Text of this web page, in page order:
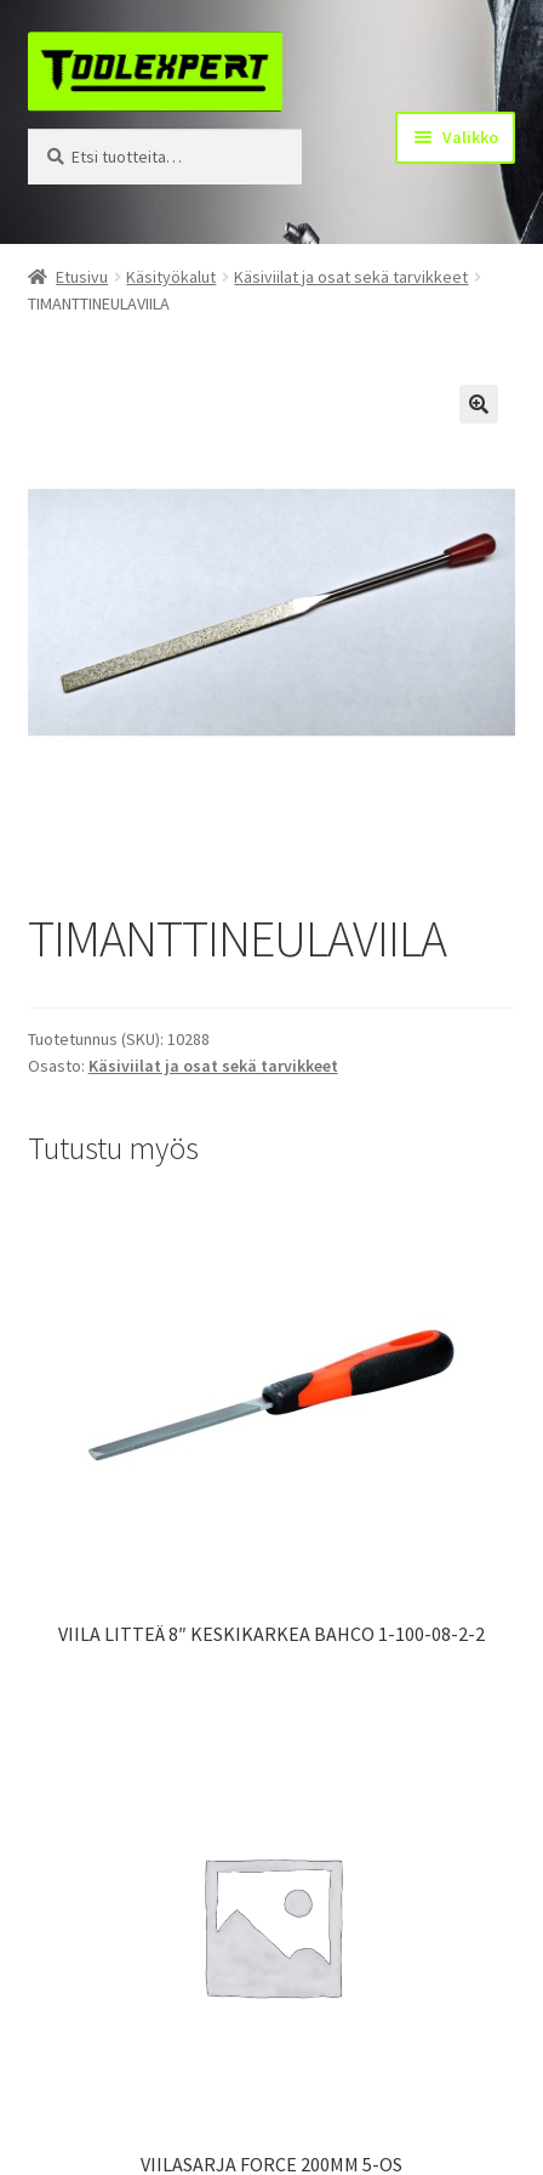
Siirry
navigointiin
Siirry
sisältöön
Valikko
Tuotteet
Yhteystiedot
Etusivu Käsityökalut
Käsiviilat ja osat sekä tarvikkeet
TIMANTTINEULAVIILA
TIMANTTINEULAVIILA
Tuotetunnus (SKU): 10288
Osasto: Käsiviilat ja osat sekä tarvikkeet
Tutustu myös
VIILA LITTEÄ 8″ KESKIKARKEA BAHCO 1-100-08-2-2
VIILASARJA FORCE 200MM 5-OS